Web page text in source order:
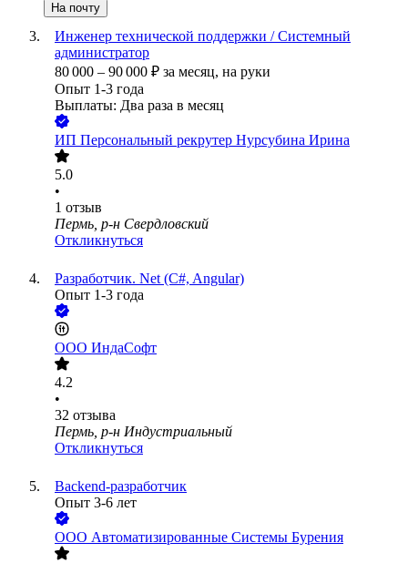
На почту
Инженер технической поддержки / Системный
администратор
80 000 – 90 000 ₽ за месяц, на руки
Опыт 1-3 года
Выплаты: Два раза в месяц
ИП Персональный рекрутер Нурсубина Ирина
5.0
•
1 отзыв
Пермь, р-н Свердловский
Откликнуться
Разработчик. Net (C#, Angular)
Опыт 1-3 года
ООО ИндаСофт
4.2
•
32 отзыва
Пермь, р-н Индустриальный
Откликнуться
Backend-разработчик
Опыт 3-6 лет
ООО Автоматизированные Системы Бурения